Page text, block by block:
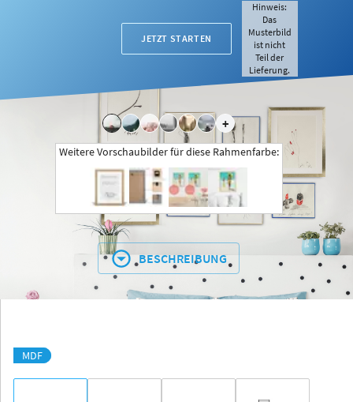
JETZT STARTEN
+
Hinweis:
Das
Musterbild
ist nicht
Teil der
Lieferung.
Weitere Vorschaubilder für diese Rahmenfarbe:
BESCHREIBUNG
MDF